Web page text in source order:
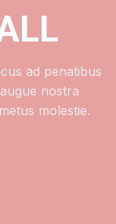
ad penatibus
nostra
molestie.